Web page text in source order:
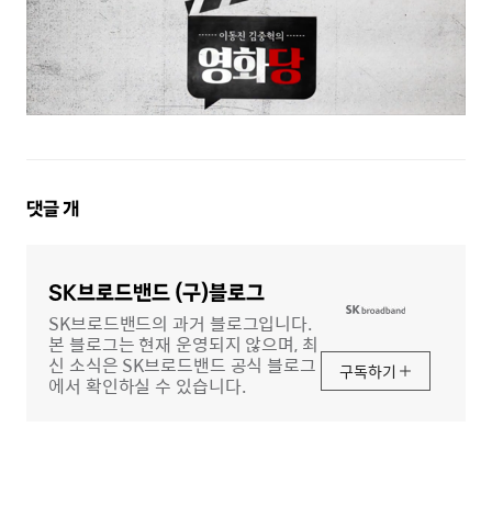
댓
댓글개
SK브로드밴드 (구)블로그
SK브로드밴드의 과거 블로그입니다.
본 블로그는 현재 운영되지 않으며, 최
신 소식은 SK브로드밴드 공식 블로그
에서 확인하실 수 있습니다.
구독하기